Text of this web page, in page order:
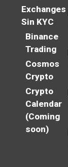
Exchanges
Sin KYC
Binance
Trading
Cosmos
Crypto
Crypto
Calendar
(Coming
soon)